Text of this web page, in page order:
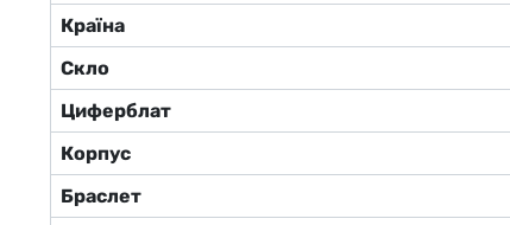
Країна
Скло
Циферблат
Корпус
Браслет